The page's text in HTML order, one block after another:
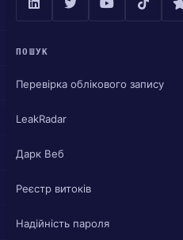
ПОШУК
Перевірка облікового запису
LeakRadar
Дарк Веб
Реєстр витоків
Надійність пароля